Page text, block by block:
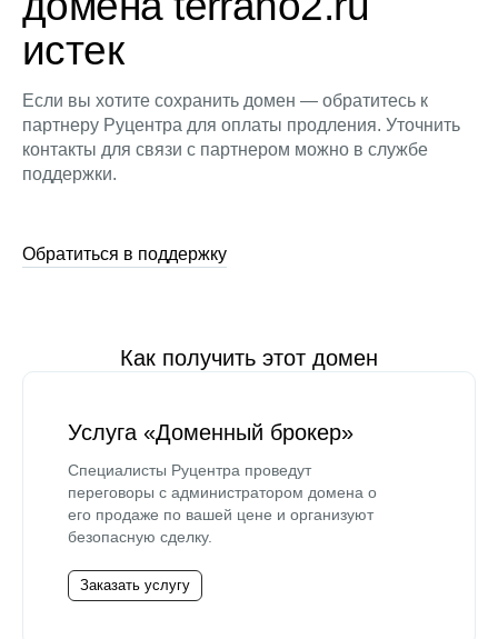
истек
Если вы хотите сохранить домен — обратитесь к
партнеру Руцентра для оплаты продления. Уточнить
контакты для связи с партнером можно в службе
поддержки.
Обратиться в поддержку
Как получить этот домен
Услуга «Доменный брокер»
Специалисты Руцентра проведут
переговоры с администратором домена о
его продаже по вашей цене и организуют
безопасную сделку.
Заказать услугу